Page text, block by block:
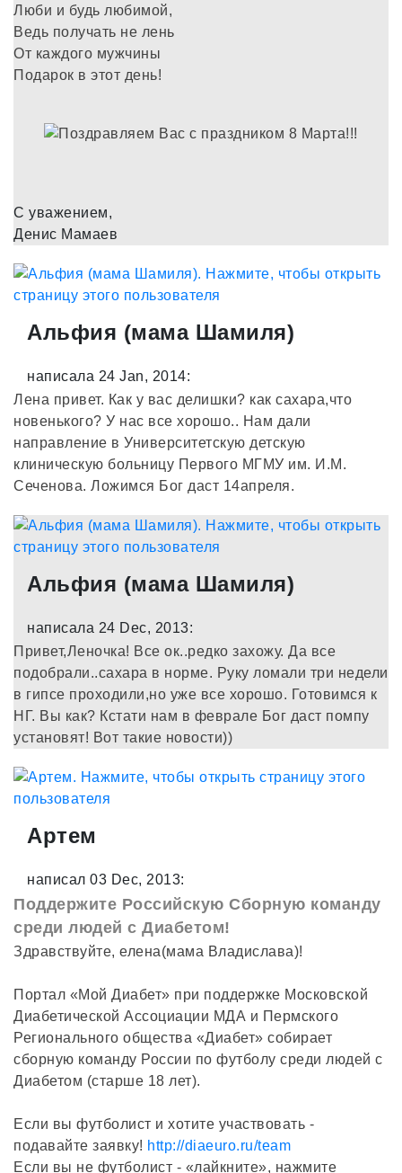
Люби и будь любимой,
Ведь получать не лень
От каждого мужчины
Подарок в этот день!
С уважением,
Денис Мамаев
Альфия (мама Шамиля)
написала 24 Jan, 2014:
Лена привет. Как у вас делишки? как сахара,что
новенького? У нас все хорошо.. Нам дали
направление в Университетскую детскую
клиническую больницу Первого МГМУ им. И.М.
Сеченова. Ложимся Бог даст 14апреля.
Альфия (мама Шамиля)
написала 24 Dec, 2013:
Привет,Леночка! Все ок..редко захожу. Да все
подобрали..сахара в норме. Руку ломали три недели
в гипсе проходили,но уже все хорошо. Готовимся к
НГ. Вы как? Кстати нам в феврале Бог даст помпу
установят! Вот такие новости))
Артем
написал 03 Dec, 2013:
Поддержите Российскую Сборную команду
среди людей с Диабетом!
Здравствуйте, елена(мама Владислава)!
Портал «Мой Диабет» при поддержке Московской
Диабетической Ассоциации МДА и Пермского
Регионального общества «Диабет» собирает
сборную команду России по футболу среди людей с
Диабетом (старше 18 лет).
Если вы футболист и хотите участвовать -
подавайте заявку! http://diaeuro.ru/team
Если вы не футболист - «лайкните», нажмите